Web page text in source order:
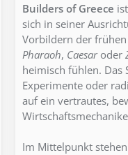
Builders of Greece
sich in seiner
Vorbildern der
Pharaoh, Caesaroder
heimisch fühlen. Das
Experimente oder
auf ein vertrautes,
Im Mittelpunkt